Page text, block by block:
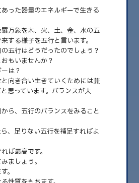
然界の……
った器量のエネルギーで生きる
万象を木、火、土、金、水の五
する様子を五行と言います。
五行はどうだったのでしょう？
もいませんか？
は？
向き合い生きていくためには兼
思っています。バランスが大
から、五行のバランスをみること
、足りない五行を補足すればよ
ば最高です。
ましょう。
。